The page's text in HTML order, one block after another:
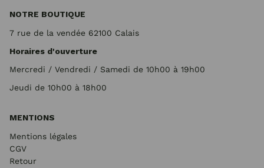
NOTRE BOUTIQUE
7 rue de la vendée 62100 Calais
Horaires d'ouverture
Mercredi / Vendredi / Samedi de 10h00 à 19h00
Jeudi de 10h00 à 18h00
MENTIONS
Mentions légales
CGV
Retour